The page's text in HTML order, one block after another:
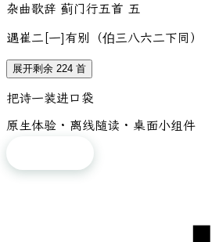
杂曲歌辞 蓟门行五首 五
遇崔二[一]有别（伯三八六二下同）
展开剩余 224 首
把诗一装进口袋
原生体验 · 离线随读 · 桌面小组件